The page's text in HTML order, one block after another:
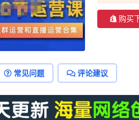
购买
常见问题 评论建议